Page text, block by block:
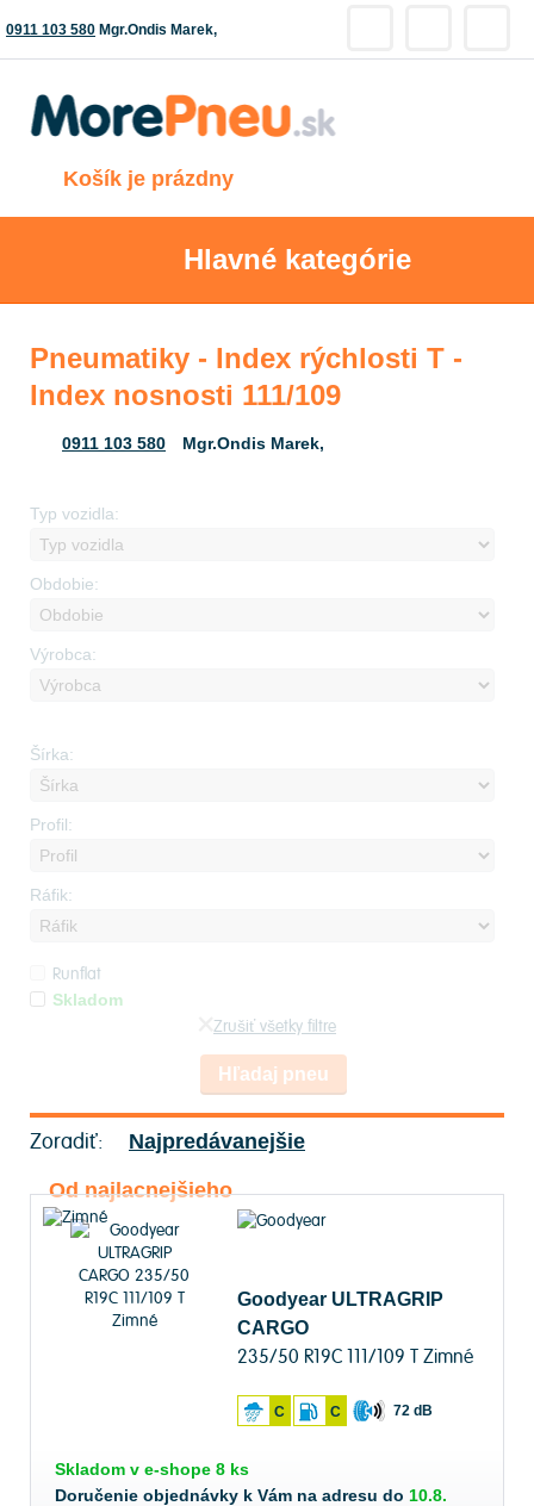
0911 103 580 Mgr.Ondis Marek,
Košík je prázdny
Hlavné kategórie
Pneumatiky - Index rýchlosti T -
Index nosnosti 111/109
0911 103 580 Mgr.Ondis Marek,
Typ vozidla:
Obdobie:
Výrobca:
Šírka:
Profil:
Ráfik:
Runflat
Skladom
Zrušiť všetky filtre
Hľadaj pneu
Zoradiť: Najpredávanejšie
Od najlacnejšieho
Goodyear ULTRAGRIP
CARGO
235/50 R19C 111/109 T Zimné
C C 72 dB
Skladom v e-shope 8 ks
Doručenie objednávky k Vám na adresu do 10.8.